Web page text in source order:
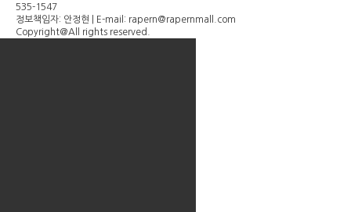
535-1547
정보책임자: 안정현 | E-mail: rapern@rapernmall.com
Copyright＠All rights reserved.